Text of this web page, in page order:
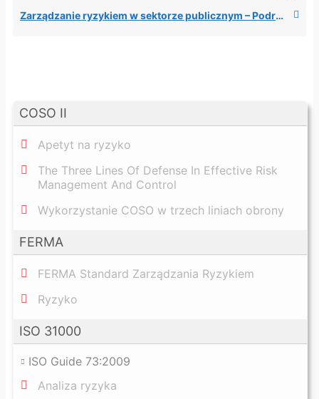
COSO II
Apetyt na ryzyko
The Three Lines Of Defense In Effective Risk
Management And Control
Wykorzystanie COSO w trzech liniach obrony
FERMA
FERMA Standard Zarządzania Ryzykiem
Ryzyko
ISO 31000
ISO Guide 73:2009
Analiza ryzyka
Zarządzanie ryzykiem w sektorze publicznym – Podręcznik wdrożenia systemu zarządzania ryzykiem w administracji publicznej w Polsce